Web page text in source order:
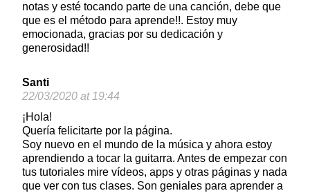
notas y esté tocando parte de una canción, debe que
que es el método para aprende!!. Estoy muy
emocionada, gracias por su dedicación y
generosidad!!
Santi
22/03/2020 at 19:44
¡Hola!
Quería felicitarte por la página.
Soy nuevo en el mundo de la música y ahora estoy
aprendiendo a tocar la guitarra. Antes de empezar con
tus tutoriales mire vídeos, apps y otras páginas y nada
que ver con tus clases. Son geniales para aprender a